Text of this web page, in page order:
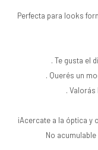
Perfecta para looks
. Te gusta el
. Querés un
.
¡Acercate a la óptica y
No